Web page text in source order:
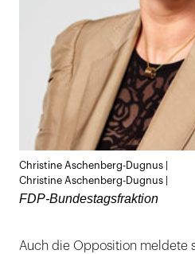
Christine Aschenberg-Dugnus |
Christine Aschenberg-Dugnus |
FDP-Bundestagsfraktion
Auch die Opposition meldete